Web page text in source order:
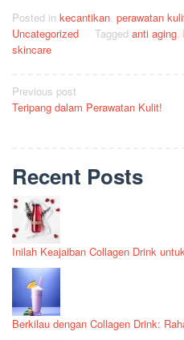
Posted in kecantikan, perawatan
Uncategorized
Tagged anti aging,
skincare
Post
navigation
Previous post
Teripang dalam Perawatan Kulit!
Recent Posts
Inilah Keajaiban Collagen Drink
Berkilau dengan Collagen Drink: